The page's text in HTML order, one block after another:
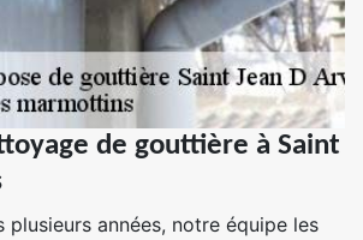
de gouttière à Saint
plusieurs années, notre équipe les